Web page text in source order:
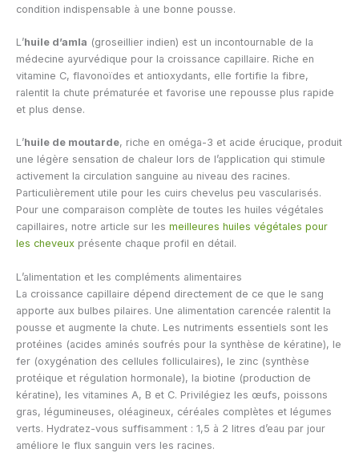
condition indispensable à une bonne pousse.
L’huile d’amla (groseillier indien) est un incontournable de la
médecine ayurvédique pour la croissance capillaire. Riche en
vitamine C, flavonoïdes et antioxydants, elle fortifie la fibre,
ralentit la chute prématurée et favorise une repousse plus rapide
et plus dense.
L’huile de moutarde, riche en oméga-3 et acide érucique, produit
une légère sensation de chaleur lors de l’application qui stimule
activement la circulation sanguine au niveau des racines.
Particulièrement utile pour les cuirs chevelus peu vascularisés.
Pour une comparaison complète de toutes les huiles végétales
capillaires, notre article sur les meilleures huiles végétales pour
les cheveux présente chaque profil en détail.
L’alimentation et les compléments alimentaires
La croissance capillaire dépend directement de ce que le sang
apporte aux bulbes pilaires. Une alimentation carencée ralentit la
pousse et augmente la chute. Les nutriments essentiels sont les
protéines (acides aminés soufrés pour la synthèse de kératine), le
fer (oxygénation des cellules folliculaires), le zinc (synthèse
protéique et régulation hormonale), la biotine (production de
kératine), les vitamines A, B et C. Privilégiez les œufs, poissons
gras, légumineuses, oléagineux, céréales complètes et légumes
verts. Hydratez-vous suffisamment : 1,5 à 2 litres d’eau par jour
améliore le flux sanguin vers les racines.